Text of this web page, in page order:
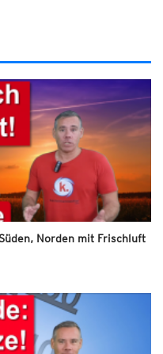
Norden mit Frischluft